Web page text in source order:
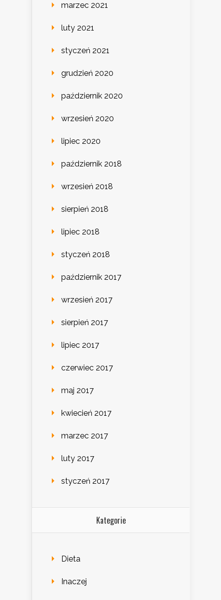
marzec 2021
luty 2021
styczeń 2021
grudzień 2020
październik 2020
wrzesień 2020
lipiec 2020
październik 2018
wrzesień 2018
sierpień 2018
lipiec 2018
styczeń 2018
październik 2017
wrzesień 2017
sierpień 2017
lipiec 2017
czerwiec 2017
maj 2017
kwiecień 2017
marzec 2017
luty 2017
styczeń 2017
Kategorie
Dieta
Inaczej